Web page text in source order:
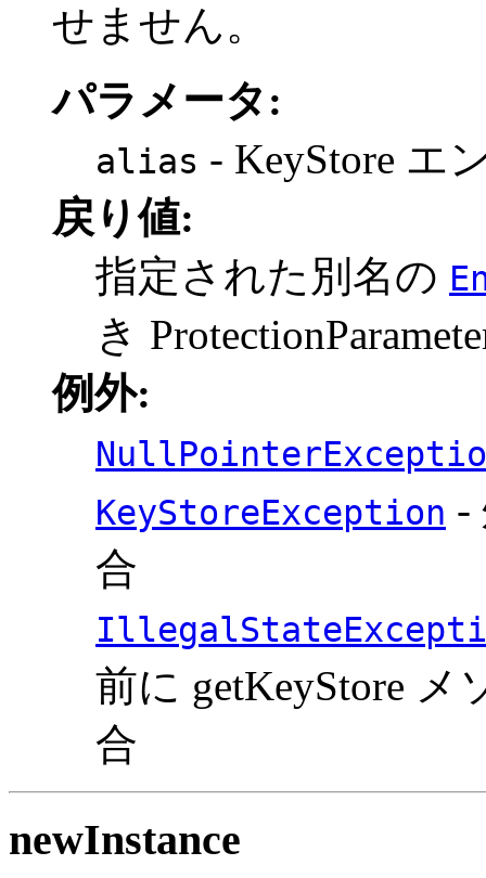
せません。
パラメータ:
alias - KeyStore エ
戻り値:
指定された別名の
き
例外:
KeyStoreException -
合
前に getKeyStore
合
newInstance